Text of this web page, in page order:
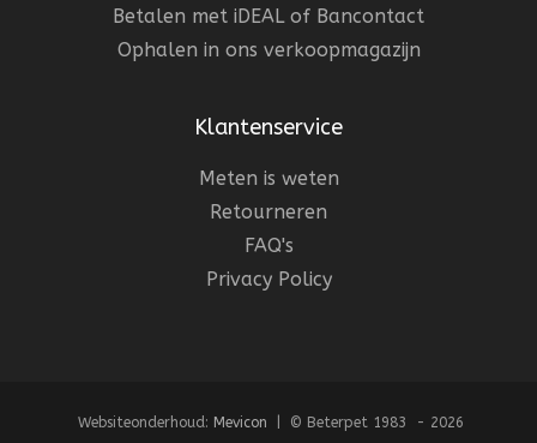
Betalen met iDEAL of Bancontact
Ophalen in ons verkoopmagazijn
Klantenservice
Meten is weten
Retourneren
FAQ's
Privacy Policy
Websiteonderhoud: Mevicon | © Beterpet 1983 - 2026